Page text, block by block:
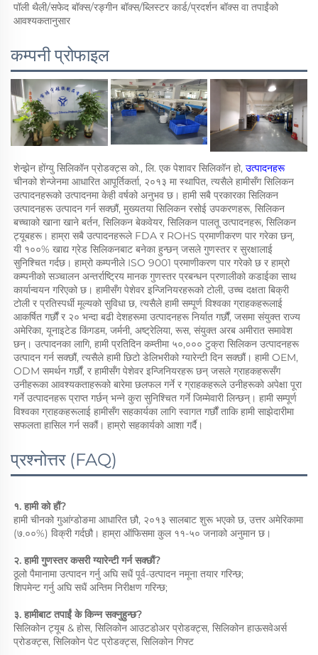
पॉली थैली/सफेद बॉक्स/रङ्गीन बॉक्स/ब्लिस्टर कार्ड/प्रदर्शन बॉक्स वा तपाईंको
आवश्यकतानुसार
कम्पनी प्रोफाइल
शेन्झेन होंग्यु सिलिकॉन प्रोडक्ट्स को., लि. एक पेशावर सिलिकॉन हो,
उत्पादनहरू
चीनको शेन्जेनमा आधारित आपूर्तिकर्ता, २०१३ मा स्थापित, त्यसैले हामीसँग सिलिकन
उत्पादनहरूको उत्पादनमा केही वर्षको अनुभव छ। हामी सबै प्रकारका सिलिकन
उत्पादनहरू उत्पादन गर्न सक्छौं, मुख्यतया सिलिकन रसोई उपकरणहरू, सिलिकन
बच्चाको खाना खाने बर्तन, सिलिकन बेकवेयर, सिलिकन पालतू उत्पादनहरू, सिलिकन
ट्यूबहरू। हाम्रा सबै उत्पादनहरूले FDA र ROHS प्रमाणीकरण पार गरेका छन्,
यी १००% खाद्य ग्रेड सिलिकनबाट बनेका हुन्छन् जसले गुणस्तर र सुरक्षालाई
सुनिश्चित गर्दछ। हाम्रो कम्पनीले ISO 9001 प्रमाणीकरण पार गरेको छ र हाम्रो
कम्पनीको सञ्चालन अन्तर्राष्ट्रिय मानक गुणस्तर प्रबन्धन प्रणालीको कडाईका साथ
कार्यान्वयन गरिएको छ। हामीसँग पेशेवर इन्जिनियरहरूको टोली, उच्च दक्षता बिक्री
टोली र प्रतिस्पर्धी मूल्यको सुविधा छ, त्यसैले हामी सम्पूर्ण विश्वका ग्राहकहरूलाई
आकर्षित गर्छौं र २० भन्दा बढी देशहरूमा उत्पादनहरू निर्यात गर्छौं, जसमा संयुक्त राज्य
अमेरिका, यूनाइटेड किंगडम, जर्मनी, अष्ट्रेलिया, रूस, संयुक्त अरब अमीरात समावेश
छन्। उत्पादनका लागि, हामी प्रतिदिन कम्तीमा ५०,००० टुक्रा सिलिकन उत्पादनहरू
उत्पादन गर्न सक्छौं, त्यसैले हामी छिटो डेलिभरीको ग्यारेन्टी दिन सक्छौं। हामी OEM,
ODM समर्थन गर्छौं, र हामीसँग पेशेवर इन्जिनियरहरू छन् जसले ग्राहकहरूसँग
उनीहरूका आवश्यकताहरूको बारेमा छलफल गर्ने र ग्राहकहरूले उनीहरूको अपेक्षा पूरा
गर्ने उत्पादनहरू प्राप्त गर्छन् भन्ने कुरा सुनिश्चित गर्ने जिम्मेवारी लिन्छन्। हामी सम्पूर्ण
विश्वका ग्राहकहरूलाई हामीसँग सहकार्यका लागि स्वागत गर्छौं ताकि हामी साझेदारीमा
सफलता हासिल गर्न सकौं। हाम्रो सहकार्यको आशा गर्दै।
प्रश्नोत्तर (FAQ)
१. हामी को हौं?
हामी चीनको गुआंग्डोङमा आधारित छौ, २०१३ सालबाट शुरू भएको छ, उत्तर अमेरिकामा
(७.००%) विक्री गर्दछौ। हाम्रा ऑफिसमा कुल ११-५० जनाको अनुमान छ।
२. हामी गुणस्तर कसरी ग्यारेन्टी गर्न सक्छौं?
ठूलो पैमानामा उत्पादन गर्नु अघि सधैं पूर्व-उत्पादन नमूना तयार गरिन्छ;
शिपमेन्ट गर्नु अघि सधैं अन्तिम निरीक्षण गरिन्छ;
३. हामीबाट तपाईं के किन्न सक्नुहुन्छ?
सिलिकोन ट्यूब & होस, सिलिकोन आउटडोअर प्रोडक्ट्स, सिलिकोन हाऊसवेअर्स
प्रोडक्ट्स, सिलिकोन पेट प्रोडक्ट्स, सिलिकोन गिफ्ट